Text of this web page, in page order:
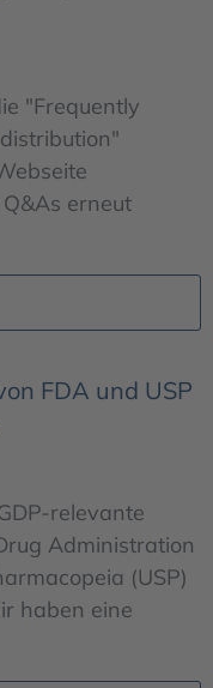
"Frequently
erneut
FDA und USP
relevante
Administration
(USP)
haben eine